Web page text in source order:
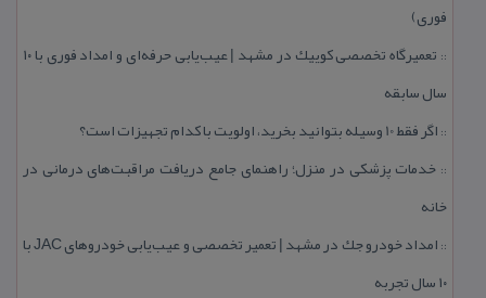
فوری)
::
تعمیرگاه تخصصی كوییك در مشهد | عیب‌یابی حرفه‌ای و امداد فوری با ۱۰
سال سابقه
:: اگر فقط 10 وسیله بتوانید بخرید، اولویت با كدام تجهیزات است؟
:: خدمات پزشكی در منزل؛ راهنمای جامع دریافت مراقبت‌های درمانی در
خانه
::
امداد خودرو جك در مشهد | تعمیر تخصصی و عیب‌یابی خودروهای JAC با
۱۰ سال تجربه